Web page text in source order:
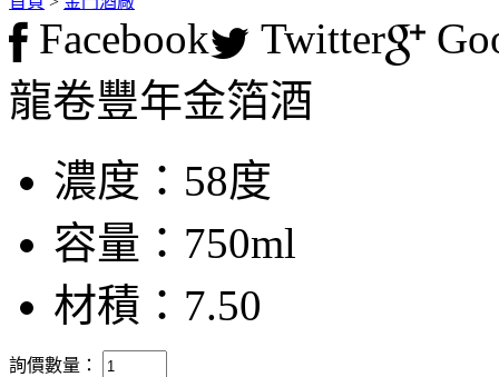
Facebook Twitter
龍卷豐年金箔酒
濃度：58度
容量：750ml
材積：7.50
詢價數量：